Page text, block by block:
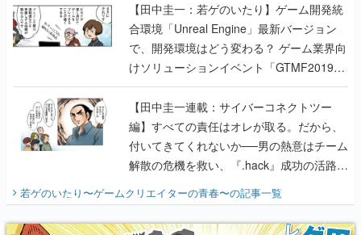
【田中圭一：若ゲのいたり】ゲーム開発統
合環境「Unreal Engine」最新バージョン
で、開発環境はどう変わる？ ゲーム業界向
けソリューションイベント「GTMF2019」
に行って、より理解を深めよう【PR】
【田中圭一連載：サイバーコネクトツー
編】すべての責任はオレが取る。だから、
付いてきてくれないか──男の熱意はチーム
解散の危機を救い、『.hack』成功の活路を
開く。業界の快男児・松山 洋に流れる血は
『少年ジャンプ』色だった【若ゲのいた
り】
若ゲのいたり〜ゲームクリエイターの青春〜の記事一覧